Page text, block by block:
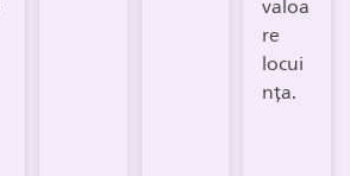
valoa
re
locui
nța.